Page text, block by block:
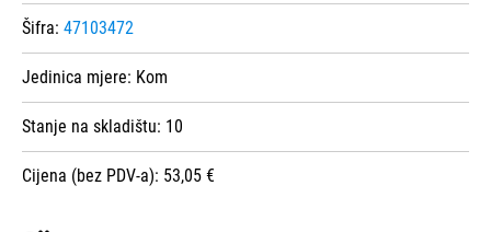
Šifra: 47103472
Jedinica mjere: Kom
Stanje na skladištu: 10
Cijena (bez PDV-a): 53,05 €